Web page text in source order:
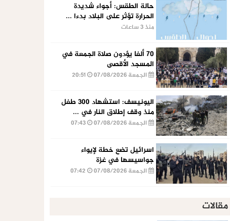
حالة الطقس: أجواء شديدة
الحرارة تؤثر على البلاد بدءا ...
منذ 3 ساعات
70 ألفا يؤدون صلاة الجمعة في
المسجد الأقصى
الجمعة 07/08/2026
اليونيسف: استشهاد 300 طفل
منذ وقف إطلاق النار في ...
الجمعة 07/08/2026
اسرائيل تضع خطة لإيواء
جواسيسها في غزة
الجمعة 07/08/2026
مقالات